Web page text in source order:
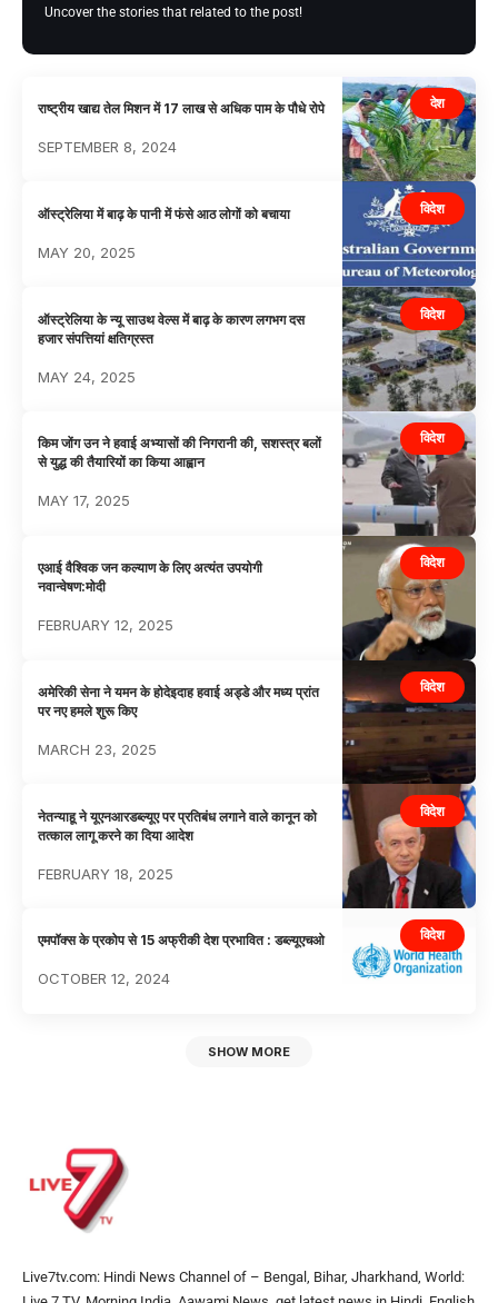
Uncover the stories that related to the post!
देश
राष्ट्रीय खाद्य तेल मिशन में 17 लाख से अधिक पाम के पौधे रोपे
SEPTEMBER 8, 2024
विदेश
ऑस्ट्रेलिया में बाढ़ के पानी में फंसे आठ लोगों को बचाया
MAY 20, 2025
विदेश
ऑस्ट्रेलिया के न्यू साउथ वेल्स में बाढ़ के कारण लगभग दस
हजार संपत्तियां क्षतिग्रस्त
MAY 24, 2025
विदेश
किम जोंग उन ने हवाई अभ्यासों की निगरानी की, सशस्त्र बलों
से युद्ध की तैयारियों का किया आह्वान
MAY 17, 2025
विदेश
एआई वैश्विक जन कल्याण के लिए अत्यंत उपयोगी
नवान्वेषण:मोदी
FEBRUARY 12, 2025
विदेश
अमेरिकी सेना ने यमन के होदेइदाह हवाई अड्डे और मध्य प्रांत
पर नए हमले शुरू किए
MARCH 23, 2025
विदेश
नेतन्याहू ने यूएनआरडब्ल्यूए पर प्रतिबंध लगाने वाले कानून को
तत्काल लागू करने का दिया आदेश
FEBRUARY 18, 2025
विदेश
एमपॉक्स के प्रकोप से 15 अफ्रीकी देश प्रभावित : डब्ल्यूएचओ
OCTOBER 12, 2024
SHOW MORE
Live7tv.com: Hindi News Channel of – Bengal, Bihar, Jharkhand, World: